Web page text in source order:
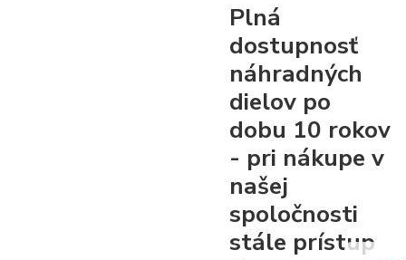
Plná
dostupnosť
náhradných
dielov po
dobu 10 rokov
- pri nákupe v
našej
spoločnosti
stále prístup